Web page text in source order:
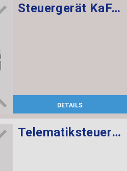
Steuergerät KaFAS
DETAILS
Telematiksteuergerät